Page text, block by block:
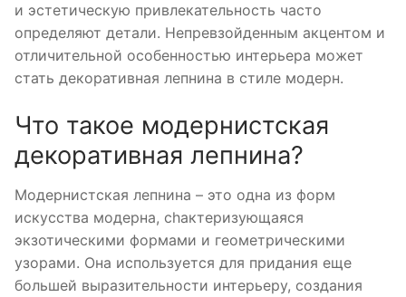
и эстетическую привлекательность часто
определяют детали. Непревзойденным акцентом и
отличительной особенностью интерьера может
стать декоративная лепнина в стиле модерн.
Что такое модернистская
декоративная лепнина?
Модернистская лепнина – это одна из форм
искусства модерна, chактеризующаяся
экзотическими формами и геометрическими
узорами. Она используется для придания еще
большей выразительности интерьеру, создания